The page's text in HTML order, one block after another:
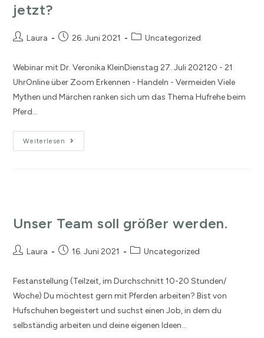
jetzt?
Laura 26. Juni 2021 Uncategorized
Webinar mit Dr. Veronika KleinDienstag 27. Juli 202120 - 21
UhrOnline über Zoom Erkennen - Handeln - Vermeiden Viele
Mythen und Märchen ranken sich um das Thema Hufrehe beim
Pferd…
Weiterlesen
Unser Team soll größer werden.
Laura 16. Juni 2021 Uncategorized
Festanstellung (Teilzeit, im Durchschnitt 10-20 Stunden/
Woche) Du möchtest gern mit Pferden arbeiten? Bist von
Hufschuhen begeistert und suchst einen Job, in dem du
selbständig arbeiten und deine eigenen Ideen…